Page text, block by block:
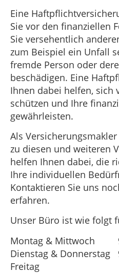
Eine
Sie vor den finanziellen
Sie versehentlich
zum Beispiel ein Unfall
fremde Person oder
beschädigen. Eine
Ihnen dabei helfen, sich
schützen und Ihre
gewährleisten.
Als
zu diesen und weiteren
helfen Ihnen dabei, die
Ihre individuellen
Kontaktieren Sie uns
erfahren.
Unser Büro ist wie folgt
Montag & Mittwoch
Dienstag & Donnerstag
Freitag 9:00